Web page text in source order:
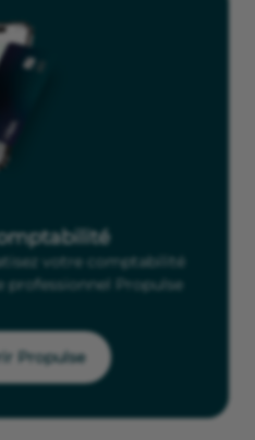
votre comptabilité
professionnel Propulse
Propulse